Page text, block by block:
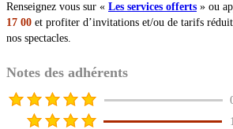
Renseignez vous sur « Les services offerts » ou
17 00 et profiter d’invitations et/ou de tarifs
nos spectacles.
Notes des adhérents